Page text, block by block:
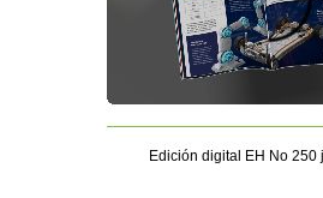
Edición digital EH No 250